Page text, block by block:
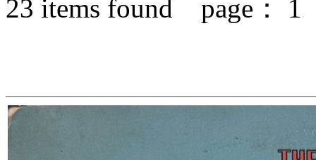
23 items found page： 1